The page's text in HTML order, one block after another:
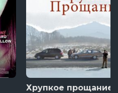
Хрупкое прощание